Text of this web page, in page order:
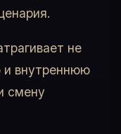
не
и внутреннюю
смену